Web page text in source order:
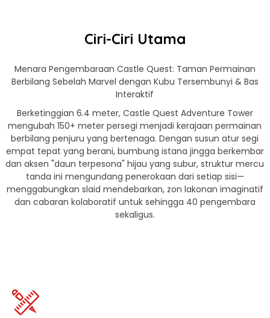
Ciri-Ciri Utama
Menara Pengembaraan Castle Quest: Taman Permainan
Berbilang Sebelah Marvel dengan Kubu Tersembunyi & Bas
Interaktif
Berketinggian 6.4 meter, Castle Quest Adventure Tower
mengubah 150+ meter persegi menjadi kerajaan permainan
berbilang penjuru yang bertenaga. Dengan susun atur segi
empat tepat yang berani, bumbung istana jingga berkembar
dan aksen "daun terpesona" hijau yang subur, struktur mercu
tanda ini mengundang penerokaan dari setiap sisi—
menggabungkan slaid mendebarkan, zon lakonan imaginatif
dan cabaran kolaboratif untuk sehingga 40 pengembara
sekaligus.